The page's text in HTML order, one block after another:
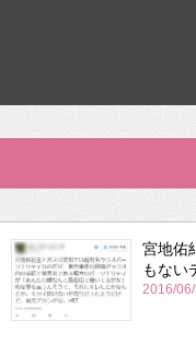
宮地佑
もない
2016/